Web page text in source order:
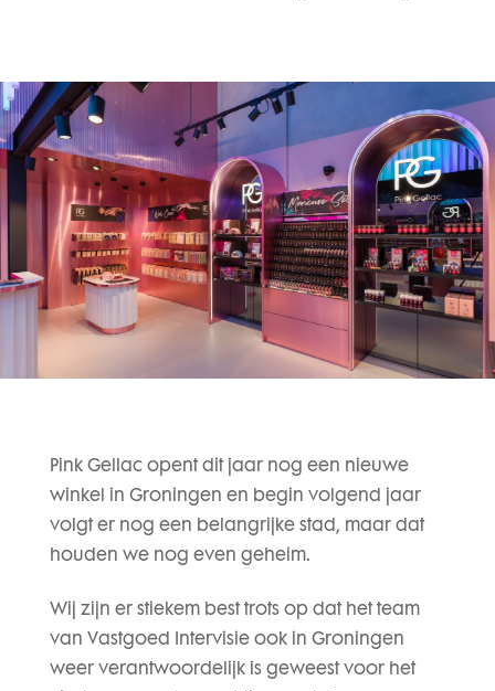
Pink Gellac opent dit jaar nog een nieuwe
winkel in Groningen en begin volgend jaar
volgt er nog een belangrijke stad, maar dat
houden we nog even geheim.
Wij zijn er stiekem best trots op dat het team
van Vastgoed Intervisie ook in Groningen
weer verantwoordelijk is geweest voor het